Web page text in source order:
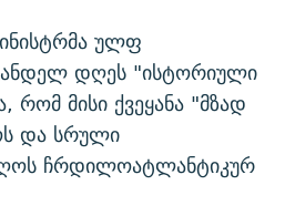
ულფ
დღეს "ისტორიული
მისი ქვეყანა "მზად
და სრული
ჩრდილოატლანტიკურ